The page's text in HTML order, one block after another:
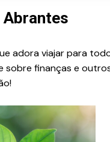
Abrantes
adora viajar para
finanças e